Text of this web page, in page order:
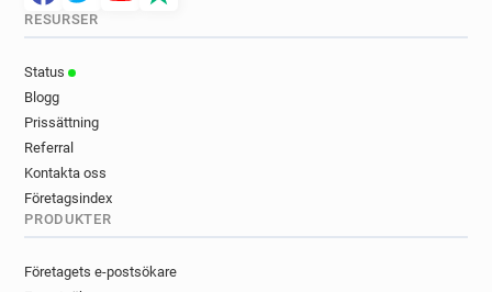
RESURSER
Status
Blogg
Prissättning
Referral
Kontakta oss
Företagsindex
PRODUKTER
Företagets e-postsökare